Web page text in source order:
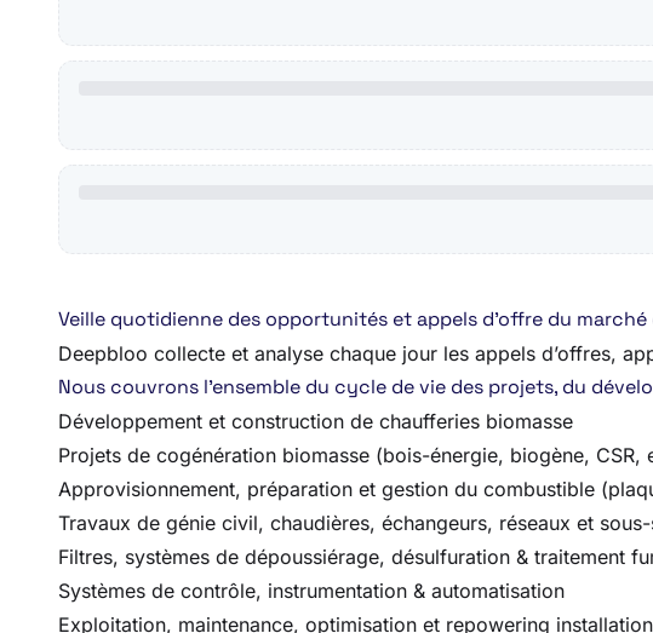
Veille quotidienne des opportunités et appels d’offre du marché
Deepbloo collecte et analyse chaque jour les appels d’offres,
Nous couvrons l’ensemble du cycle de vie des projets, du
Développement et construction de chaufferies biomasse
Projets de cogénération biomasse (bois-énergie, biogène, CSR,
Approvisionnement, préparation et gestion du combustible
Travaux de génie civil, chaudières, échangeurs, réseaux et
Filtres, systèmes de dépoussiérage, désulfuration & traitement
Systèmes de contrôle, instrumentation & automatisation
Exploitation, maintenance, optimisation et repowering